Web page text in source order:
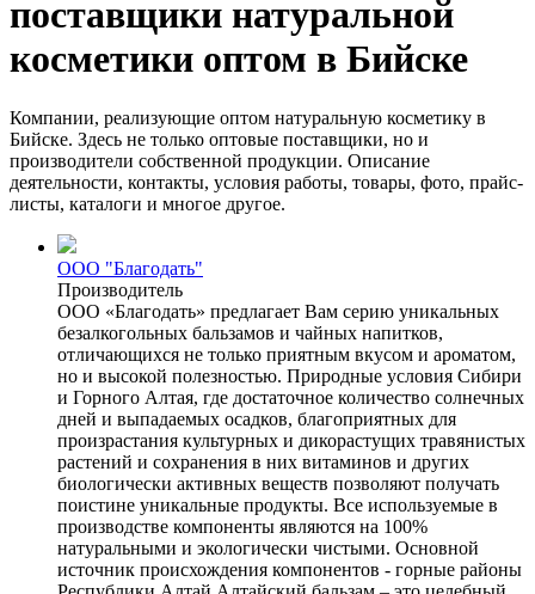
поставщики натуральной
косметики оптом в Бийске
Компании, реализующие оптом натуральную косметику в
Бийске. Здесь не только оптовые поставщики, но и
производители собственной продукции. Описание
деятельности, контакты, условия работы, товары, фото, прайс-
листы, каталоги и многое другое.
ООО "Благодать"
Производитель
ООО «Благодать» предлагает Вам серию уникальных
безалкогольных бальзамов и чайных напитков,
отличающихся не только приятным вкусом и ароматом,
но и высокой полезностью. Природные условия Сибири
и Горного Алтая, где достаточное количество солнечных
дней и выпадаемых осадков, благоприятных для
произрастания культурных и дикорастущих травянистых
растений и сохранения в них витаминов и других
биологически активных веществ позволяют получать
поистине уникальные продукты. Все используемые в
производстве компоненты являются на 100%
натуральными и экологически чистыми. Основной
источник происхождения компонентов - горные районы